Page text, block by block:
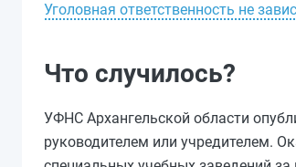
Уголовная ответственность не
Что случилось?
УФНС Архангельской области
руководителем или учредителем.